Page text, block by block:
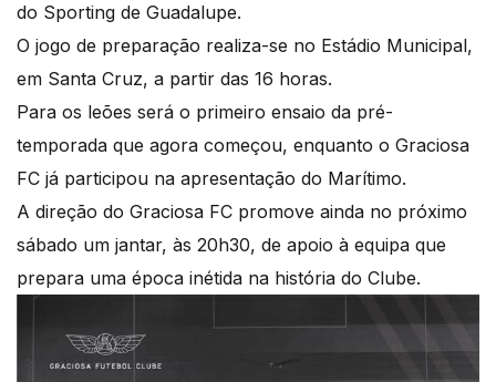
do Sporting de Guadalupe.
O jogo de preparação realiza-se no Estádio Municipal,
em Santa Cruz, a partir das 16 horas.
Para os leões será o primeiro ensaio da pré-
temporada que agora começou, enquanto o Graciosa
FC já participou na apresentação do Marítimo.
A direção do Graciosa FC promove ainda no próximo
sábado um jantar, às 20h30, de apoio à equipa que
prepara uma época inétida na história do Clube.